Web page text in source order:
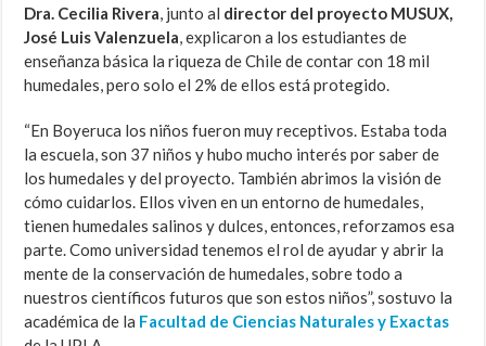
Dra. Cecilia Rivera , junto al director del proyecto MUSUX,
José Luis Valenzuela , explicaron a los estudiantes de
enseñanza básica la riqueza de Chile de contar con 18 mil
humedales, pero solo el 2% de ellos está protegido.
“En Boyeruca los niños fueron muy receptivos. Estaba toda
la escuela, son 37 niños y hubo mucho interés por saber de
los humedales y del proyecto. También abrimos la visión de
cómo cuidarlos. Ellos viven en un entorno de humedales,
tienen humedales salinos y dulces, entonces, reforzamos esa
parte. Como universidad tenemos el rol de ayudar y abrir la
mente de la conservación de humedales, sobre todo a
nuestros científicos futuros que son estos niños”, sostuvo la
académica de la Facultad de Ciencias Naturales y Exactas